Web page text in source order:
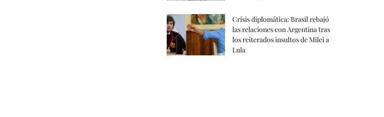
Crisis diplomática: Brasil rebajó
las relaciones con Argentina tras
los reiterados insultos de Milei a
Lula